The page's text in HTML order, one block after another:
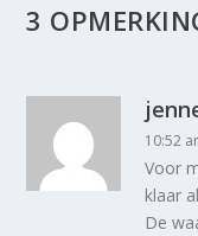
3
10:52
Voor
klaar
De